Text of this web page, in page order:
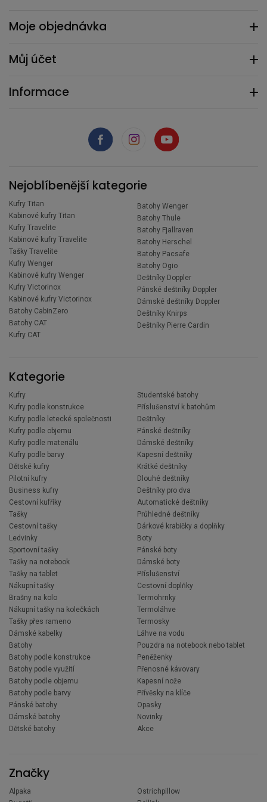
Moje objednávka
Můj účet
Informace
Nejoblíbenější kategorie
Kufry Titan
Kabinové kufry Titan
Kufry Travelite
Kabinové kufry Travelite
Tašky Travelite
Kufry Wenger
Kabinové kufry Wenger
Kufry Victorinox
Kabinové kufry Victorinox
Batohy CabinZero
Batohy CAT
Kufry CAT
Batohy Wenger
Batohy Thule
Batohy Fjallraven
Batohy Herschel
Batohy Pacsafe
Batohy Ogio
Deštníky Doppler
Pánské deštníky Doppler
Dámské deštníky Doppler
Deštníky Knirps
Deštníky Pierre Cardin
Kategorie
Kufry
Kufry podle konstrukce
Kufry podle letecké společnosti
Kufry podle objemu
Kufry podle materiálu
Kufry podle barvy
Dětské kufry
Pilotní kufry
Business kufry
Cestovní kufříky
Tašky
Cestovní tašky
Ledvinky
Sportovní tašky
Tašky na notebook
Tašky na tablet
Nákupní tašky
Brašny na kolo
Nákupní tašky na kolečkách
Tašky přes rameno
Dámské kabelky
Batohy
Batohy podle konstrukce
Batohy podle využití
Batohy podle objemu
Batohy podle barvy
Pánské batohy
Dámské batohy
Dětské batohy
Studentské batohy
Příslušenství k batohům
Deštníky
Pánské deštníky
Dámské deštníky
Kapesní deštníky
Krátké deštníky
Dlouhé deštníky
Deštníky pro dva
Automatické deštníky
Průhledné deštníky
Dárkové krabičky a doplňky
Boty
Pánské boty
Dámské boty
Příslušenství
Cestovní doplňky
Termohrnky
Termoláhve
Termosky
Láhve na vodu
Pouzdra na notebook nebo tablet
Peněženky
Přenosné kávovary
Kapesní nože
Přívěsky na klíče
Opasky
Novinky
Akce
Značky
Alpaka
Ostrichpillow